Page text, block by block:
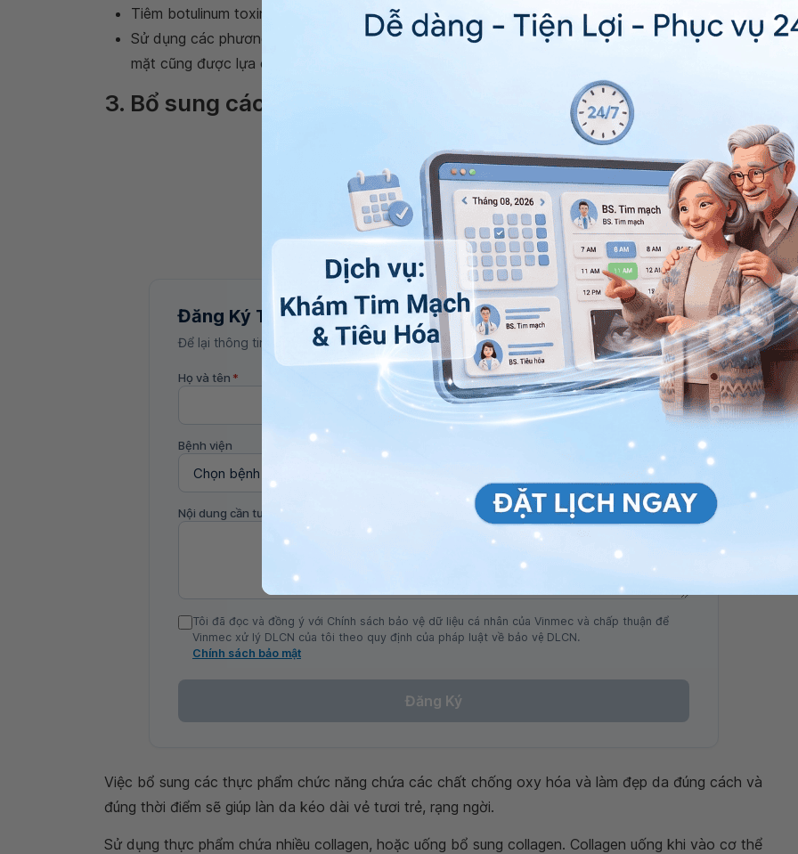
Tiêm botulinum toxin,
, mesotherapy.
Sử dụng các phương pháp phẫu thuật thẩm mỹ như: Căng da mặt, tiêm các chất làm đầy da
mặt cũng được lựa chọn để giúp cải thiện lão hóa da mặt.
3. Bổ sung các thực phẩm chức năng
Đăng Ký Tư Vấn
Để lại thông tin, bác sĩ Vinmec sẽ liên hệ tư vấn trong 24 giờ.
Họ và tên * Số điện thoại*
Bệnh viện
Nội dung cần tư vấn
Tôi đã đọc và đồng ý với Chính sách bảo vệ dữ liệu cá nhân của Vinmec và chấp thuận để
Vinmec xử lý DLCN của tôi theo quy định của pháp luật về bảo vệ DLCN.
Chính sách bảo mật
Đăng Ký
Việc bổ sung các thực phẩm chức năng chứa các chất chống oxy hóa và làm đẹp da đúng cách và
đúng thời điểm sẽ giúp làn da kéo dài vẻ tươi trẻ, rạng ngời.
Sử dụng thực phẩm chứa nhiều collagen, hoặc uống bổ sung collagen. Collagen uống khi vào cơ thể